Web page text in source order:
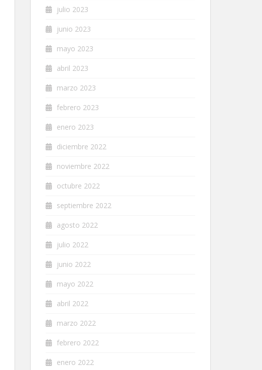
julio 2023
junio 2023
mayo 2023
abril 2023
marzo 2023
febrero 2023
enero 2023
diciembre 2022
noviembre 2022
octubre 2022
septiembre 2022
agosto 2022
julio 2022
junio 2022
mayo 2022
abril 2022
marzo 2022
febrero 2022
enero 2022